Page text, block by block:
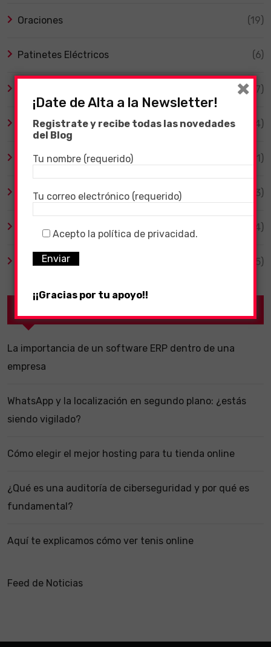
Oraciones (19)
Patinetes Eléctricos (6)
(67)
Smart TV (4)
Tecnología (1)
TV y Series (3)
Videojuegos (204)
Virales (55)
La importancia de un software ERP dentro de una
empresa
WhatsApp y la localización en segundo plano: ¿estás
siendo vigilado?
Cómo elegir el mejor hosting para tu tienda online
¿Qué es una auditoría de ciberseguridad y por qué es
fundamental?
Aquí te explicamos cómo ver tenis online
Feed de Noticias
¡Date de Alta a la Newsletter!
Registrate y recibe todas las novedades
del Blog
Tu nombre (requerido)
Tu correo electrónico (requerido)
Acepto la política de privacidad.
¡¡Gracias por tu apoyo!!
×